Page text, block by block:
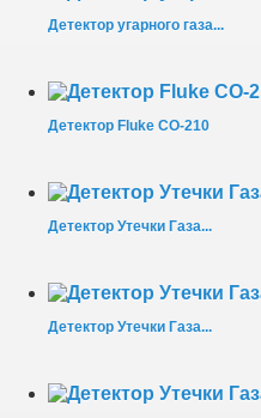
Детектор угарного газа...
Детектор Fluke CO-210
Детектор Утечки Газа...
Детектор Утечки Газа...